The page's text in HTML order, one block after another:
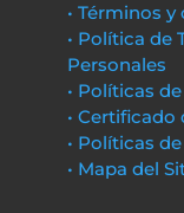
• Términos
• Política de
Personales
• Políticas
•
• Políticas
• Mapa del